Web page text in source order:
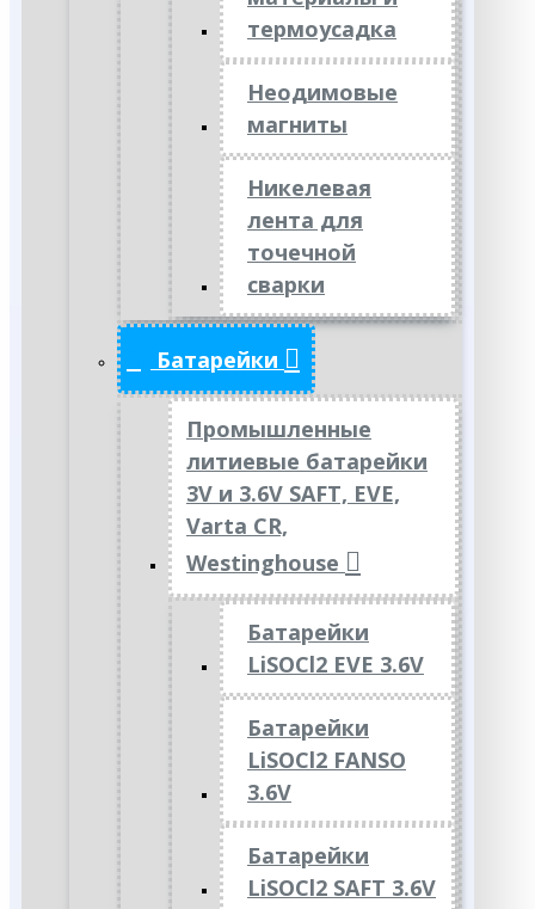
термоусадка
Неодимовые
магниты
Никелевая
лента для
точечной
сварки
Батарейки
Промышленные
литиевые батарейки
3V и 3.6V SAFT, EVE,
Varta CR,
Westinghouse
Батарейки
LiSOCl2 EVE 3.6V
Батарейки
LiSOCl2 FANSO
3.6V
Батарейки
LiSOCl2 SAFT 3.6V